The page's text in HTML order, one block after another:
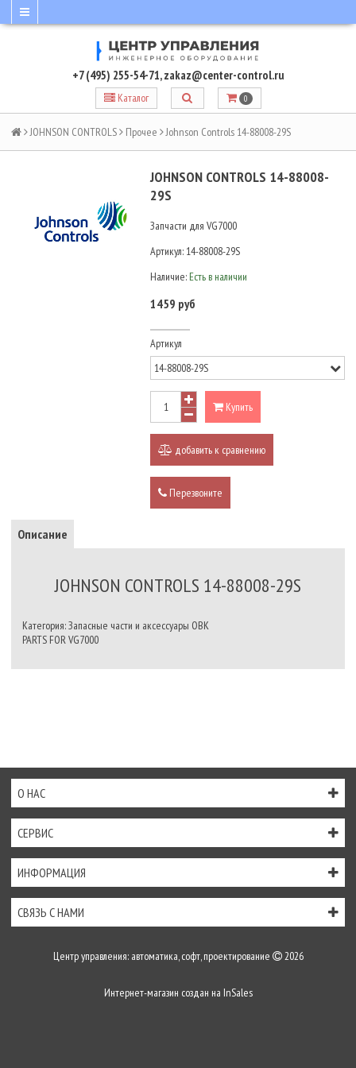
+7 (495) 255-54-71,zakaz@center-control.ru
Каталог 0
JOHNSON CONTROLS Прочее Johnson Controls 14-88008-29S
JOHNSON CONTROLS 14-88008-
29S
Запчасти для VG7000
Артикул: 14-88008-29S
Наличие: Есть в наличии
1459 руб
Артикул
Купить
добавить к сравнению
Перезвоните
Описание
JOHNSON CONTROLS 14-88008-29S
Категория: Запасные части и аксессуары ОВК
PARTS FOR VG7000
О НАС
СЕРВИС
ИНФОРМАЦИЯ
СВЯЗЬ С НАМИ
Центр управления: автоматика, софт, проектирование 2026
Интернет-магазин создан на InSales